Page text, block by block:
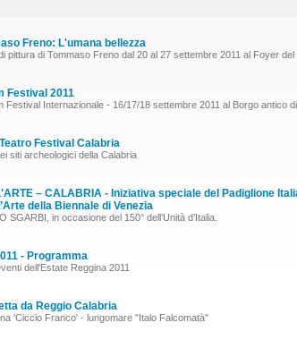
Freno: L'umana bellezza
pittura di Tommaso Freno dal 20 al 27 settembre 2011 al Foyer del
Festival 2011
Festival Internazionale - 16/17/18 settembre 2011 al Borgo antico
Festival Calabria
siti archeologici della Calabria
– CALABRIA - Iniziativa speciale del Padiglione
della Biennale di Venezia
SGARBI, in occasione del 150° dell’Unità d’Italia.
- Programma
dell'Estate Reggina 2011
da Reggio Calabria
'Ciccio Franco' - lungomare "Italo Falcomatà"